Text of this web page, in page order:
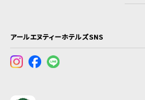
アールエヌティーホテルズSNS